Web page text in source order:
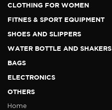
CLOTHING FOR WOMEN
FITNES & SPORT EQUIPMENT
SHOES AND SLIPPERS
WATER BOTTLE AND SHAKERS
BAGS
ELECTRONICS
OTHERS
Home